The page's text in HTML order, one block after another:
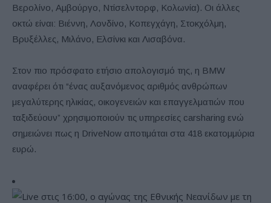
Βερολίνο, Αμβούργο, Ντίσελντορφ, Κολωνία). Οι άλλες
οκτώ είναι: Βιέννη, Λονδίνο, Κοπεγχάγη, Στοκχόλμη,
Βρυξέλλες, Μιλάνο, Ελσίνκι και Λισαβόνα.
Στον πιο πρόσφατο ετήσιο απολογισμό της, η BMW
αναφέρει ότι “ένας αυξανόμενος αριθμός ανθρώπων
μεγαλύτερης ηλικίας, οικογενειών και επαγγελματιών που
ταξιδεύουν” χρησιμοποιούν τις υπηρεσίες carsharing ενώ
σημειώνει πως η DriveNow αποτιμάται στα 418 εκατομμύρια
ευρώ.